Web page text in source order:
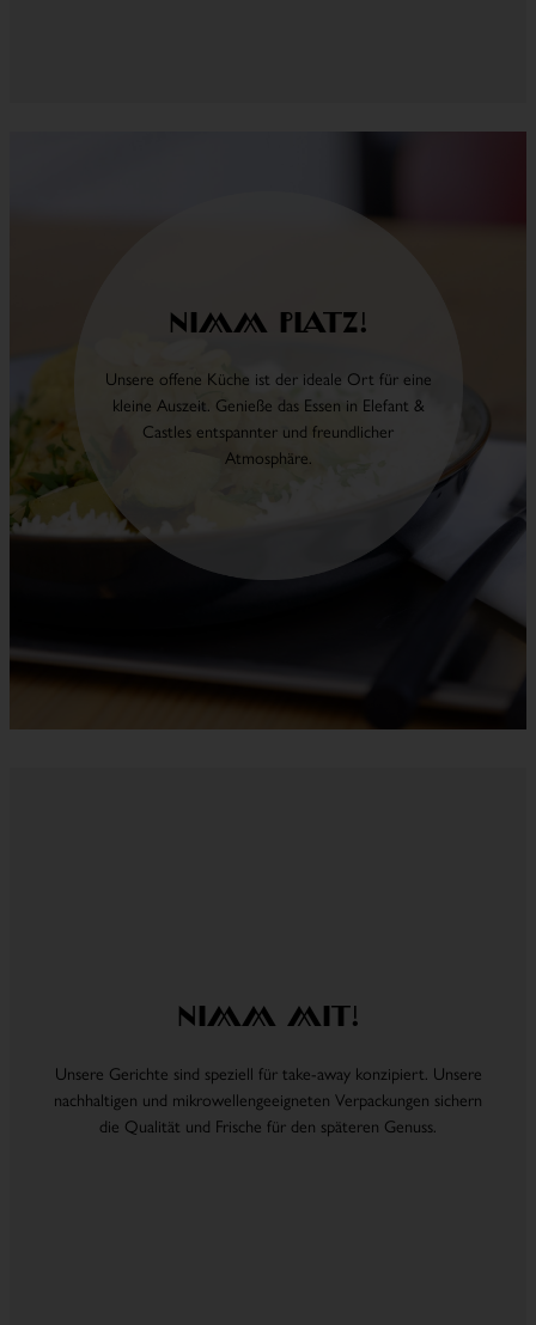
Nimm Platz!
Unsere offene Küche ist der ideale Ort für eine
kleine Auszeit. Genieße das Essen in Elefant &
Castles entspannter und freundlicher
Atmosphäre.
Nimm mit!
Unsere Gerichte sind speziell für take-away konzipiert. Unsere
nachhaltigen und mikrowellengeeigneten Verpackungen sichern
die Qualität und Frische für den späteren Genuss.